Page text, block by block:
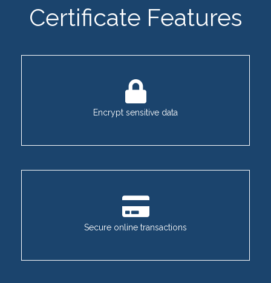
Certificate Features
Encrypt sensitive data
Secure online transactions